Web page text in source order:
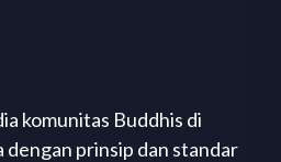
komunitas Buddhis di
dengan prinsip dan standar